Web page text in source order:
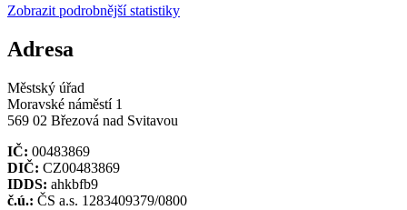
Zobrazit podrobnější statistiky
Adresa
Městský úřad
Moravské náměstí 1
569 02 Březová nad Svitavou
IČ: 00483869
DIČ: CZ00483869
IDDS: ahkbfb9
č.ú.: ČS a.s. 1283409379/0800